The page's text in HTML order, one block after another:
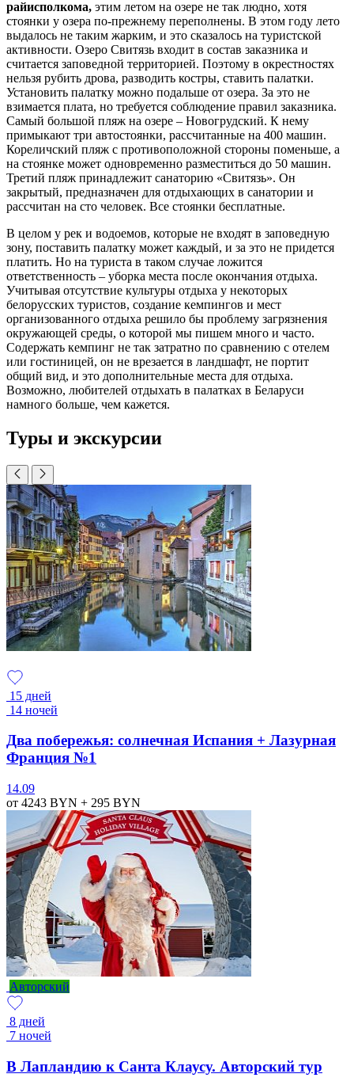
райисполкома, этим летом на озере не так людно, хотя
стоянки у озера по-прежнему переполнены. В этом году лето
выдалось не таким жарким, и это сказалось на туристской
активности. Озеро Свитязь входит в состав заказника и
считается заповедной территорией. Поэтому в окрестностях
нельзя рубить дрова, разводить костры, ставить палатки.
Установить палатку можно подальше от озера. За это не
взимается плата, но требуется соблюдение правил заказника.
Самый большой пляж на озере – Новогрудский. К нему
примыкают три автостоянки, рассчитанные на 400 машин.
Кореличский пляж с противоположной стороны поменьше, а
на стоянке может одновременно разместиться до 50 машин.
Третий пляж принадлежит санаторию «Свитязь». Он
закрытый, предназначен для отдыхающих в санатории и
рассчитан на сто человек. Все стоянки бесплатные.
В целом у рек и водоемов, которые не входят в заповедную
зону, поставить палатку может каждый, и за это не придется
платить. Но на туриста в таком случае ложится
ответственность – уборка места после окончания отдыха.
Учитывая отсутствие культуры отдыха у некоторых
белорусских туристов, создание кемпингов и мест
организованного отдыха решило бы проблему загрязнения
окружающей среды, о которой мы пишем много и часто.
Содержать кемпинг не так затратно по сравнению с отелем
или гостиницей, он не врезается в ландшафт, не портит
общий вид, и это дополнительные места для отдыха.
Возможно, любителей отдыхать в палатках в Беларуси
намного больше, чем кажется.
Туры и экскурсии
15 дней
14 ночей
Два побережья: солнечная Испания + Лазурная
Франция №1
14.09
от 4243 BYN + 295 BYN
Авторский
8 дней
7 ночей
В Лапландию к Санта Клаусу. Авторский тур